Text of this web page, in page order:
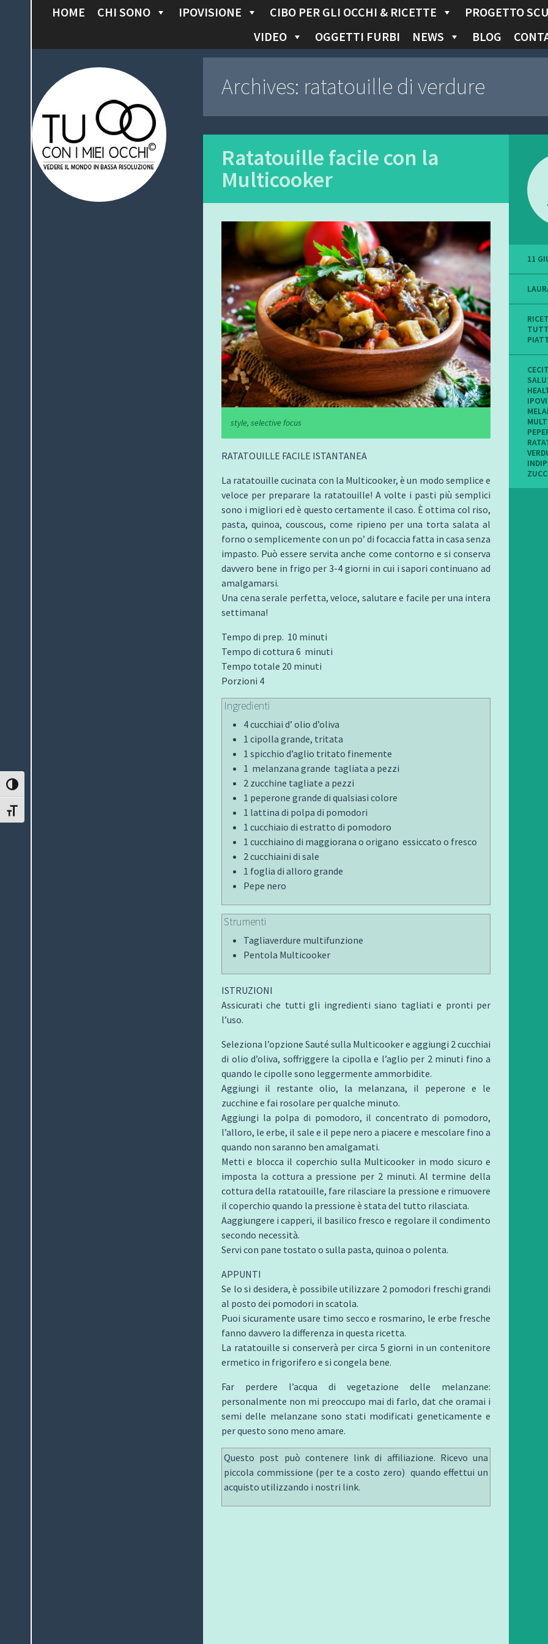
ATTIVA/DISATTIVA ALTO CONTRASTO
ATTIVA/DISATTIVA DIMENSIONE TESTO
I
C
O
N
T
HOME CHI SONO IPOVISIONE CIBO PER GLI OCCHI & RICETTE PROGETTO
VIDEO
OGGETTI FURBI NEWS BLOG
Tu con i miei
occhi
Archives: ratatouille di verdure
Ratatouille facile con la
Multicooker
style, selective focus
RATATOUILLE FACILE ISTANTANEA
La ratatouille cucinata con la Multicooker, è un modo semplice e
veloce per preparare la ratatouille! A volte i pasti più semplici
sono i migliori ed è questo certamente il caso. È ottima col riso,
pasta, quinoa, couscous, come ripieno per una torta salata al
forno o semplicemente con un po’ di focaccia fatta in casa senza
impasto. Può essere servita anche come contorno e si conserva
davvero bene in frigo per 3-4 giorni in cui i sapori continuano ad
amalgamarsi.
Una cena serale perfetta, veloce, salutare e facile per una intera
settimana!
Tempo di prep. 10 minuti
Tempo di cottura 6 minuti
Tempo totale 20 minuti
Porzioni 4
Ingredienti
4 cucchiai d’ olio d’oliva
1 cipolla grande, tritata
1 spicchio d’aglio tritato finemente
1 melanzana grande tagliata a pezzi
2 zucchine tagliate a pezzi
1 peperone grande di qualsiasi colore
1 lattina di polpa di pomodori
1 cucchiaio di estratto di pomodoro
1 cucchiaino di maggiorana o origano essiccato o fresco
2 cucchiaini di sale
1 foglia di alloro grande
Pepe nero
Strumenti
Tagliaverdure multifunzione
Pentola Multicooker
ISTRUZIONI
Assicurati che tutti gli ingredienti siano tagliati e pronti per
l’uso.
Seleziona l’opzione Sauté sulla Multicooker e aggiungi 2 cucchiai
di olio d’oliva, soffriggere la cipolla e l’aglio per 2 minuti fino a
quando le cipolle sono leggermente ammorbidite.
Aggiungi il restante olio, la melanzana, il peperone e le
zucchine e fai rosolare per qualche minuto.
Aggiungi la polpa di pomodoro, il concentrato di pomodoro,
l’alloro, le erbe, il sale e il pepe nero a piacere e mescolare fino a
quando non saranno ben amalgamati.
Metti e blocca il ​​coperchio sulla Multicooker in modo sicuro e
imposta la cottura a pressione per 2 minuti. Al termine della
cottura della ratatouille, fare rilasciare la pressione e rimuovere
il coperchio quando la pressione è stata del tutto rilasciata.
Aaggiungere i capperi, il basilico fresco e regolare il condimento
secondo necessità.
Servi con pane tostato o sulla pasta, quinoa o polenta.
APPUNTI
Se lo si desidera, è possibile utilizzare 2 pomodori freschi grandi
al posto dei pomodori in scatola.
Puoi sicuramente usare timo secco e rosmarino, le erbe fresche
fanno davvero la differenza in questa ricetta.
La ratatouille si conserverà per circa 5 giorni in un contenitore
ermetico in frigorifero e si congela bene.
Far perdere l’acqua di vegetazione delle melanzane:
personalmente non mi preoccupo mai di farlo, dat che oramai i
semi delle melanzane sono stati modificati geneticamente e
per questo sono meno amare.
Questo post può contenere link di affiliazione. Ricevo una
piccola commissione (per te a costo zero) quando effettui un
acquisto utilizzando i nostri link.
11